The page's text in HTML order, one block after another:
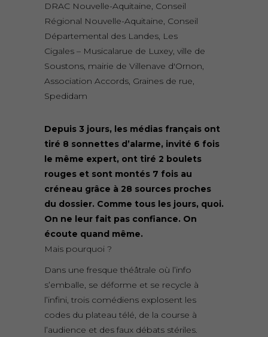
DRAC Nouvelle-Aquitaine, Conseil
Régional Nouvelle-Aquitaine, Conseil
Départemental des Landes, Les
Cigales – Musicalarue de Luxey, ville de
Soustons, mairie de Villenave d'Ornon,
Association Accords, Graines de rue,
Spedidam
Depuis 3 jours, les médias français ont
tiré 8 sonnettes d’alarme, invité 6 fois
le même expert, ont tiré 2 boulets
rouges et sont montés 7 fois au
créneau grâce à 28 sources proches
du dossier. Comme tous les jours, quoi.
On ne leur fait pas confiance. On
écoute quand même.
Mais pourquoi ?
Dans une fresque théâtrale où l’info
s’emballe, se déforme et se recycle à
l’infini, trois comédiens explosent les
codes du plateau télé, de la course à
l’audience et des faux débats stériles.